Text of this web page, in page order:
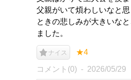
父親がいて煩わしいなと
ときの悲しみが大きいな
ました。
ナイス ★4
コメント(0) 2026/05/29